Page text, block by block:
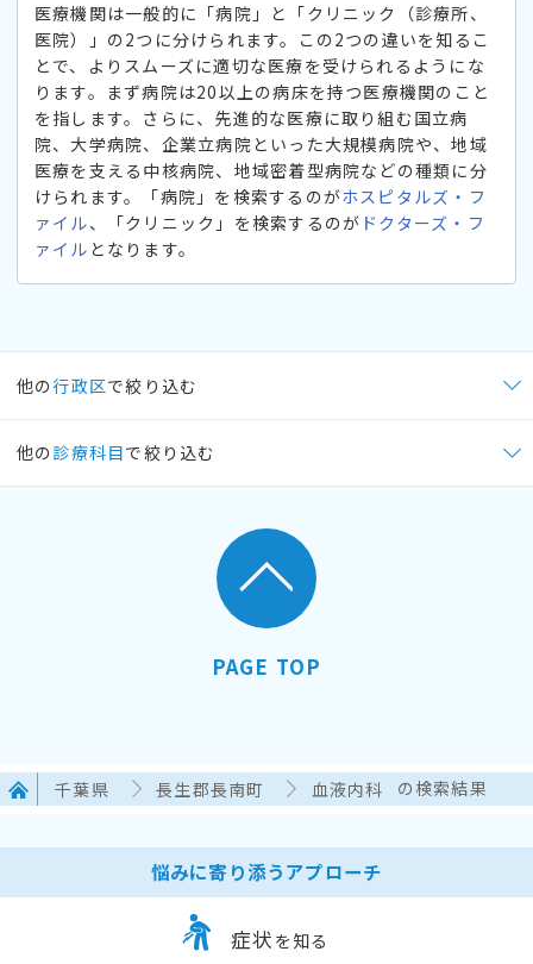
医療機関は一般的に「病院」と「クリニック（診療所、
医院）」の2つに分けられます。この2つの違いを知るこ
とで、よりスムーズに適切な医療を受けられるようにな
ります。まず病院は20以上の病床を持つ医療機関のこと
を指します。さらに、先進的な医療に取り組む国立病
院、大学病院、企業立病院といった大規模病院や、地域
医療を支える中核病院、地域密着型病院などの種類に分
けられます。「病院」を検索するのがホスピタルズ・フ
ァイル、「クリニック」を検索するのが ドクターズ・フ
ァイル となります。
他の行政区で絞り込む
他の 診療科目で絞り込む
PAGE TOP
千葉県 長生郡長南町 血液内科 の検索結果
悩みに寄り添うアプローチ
症状 を知る